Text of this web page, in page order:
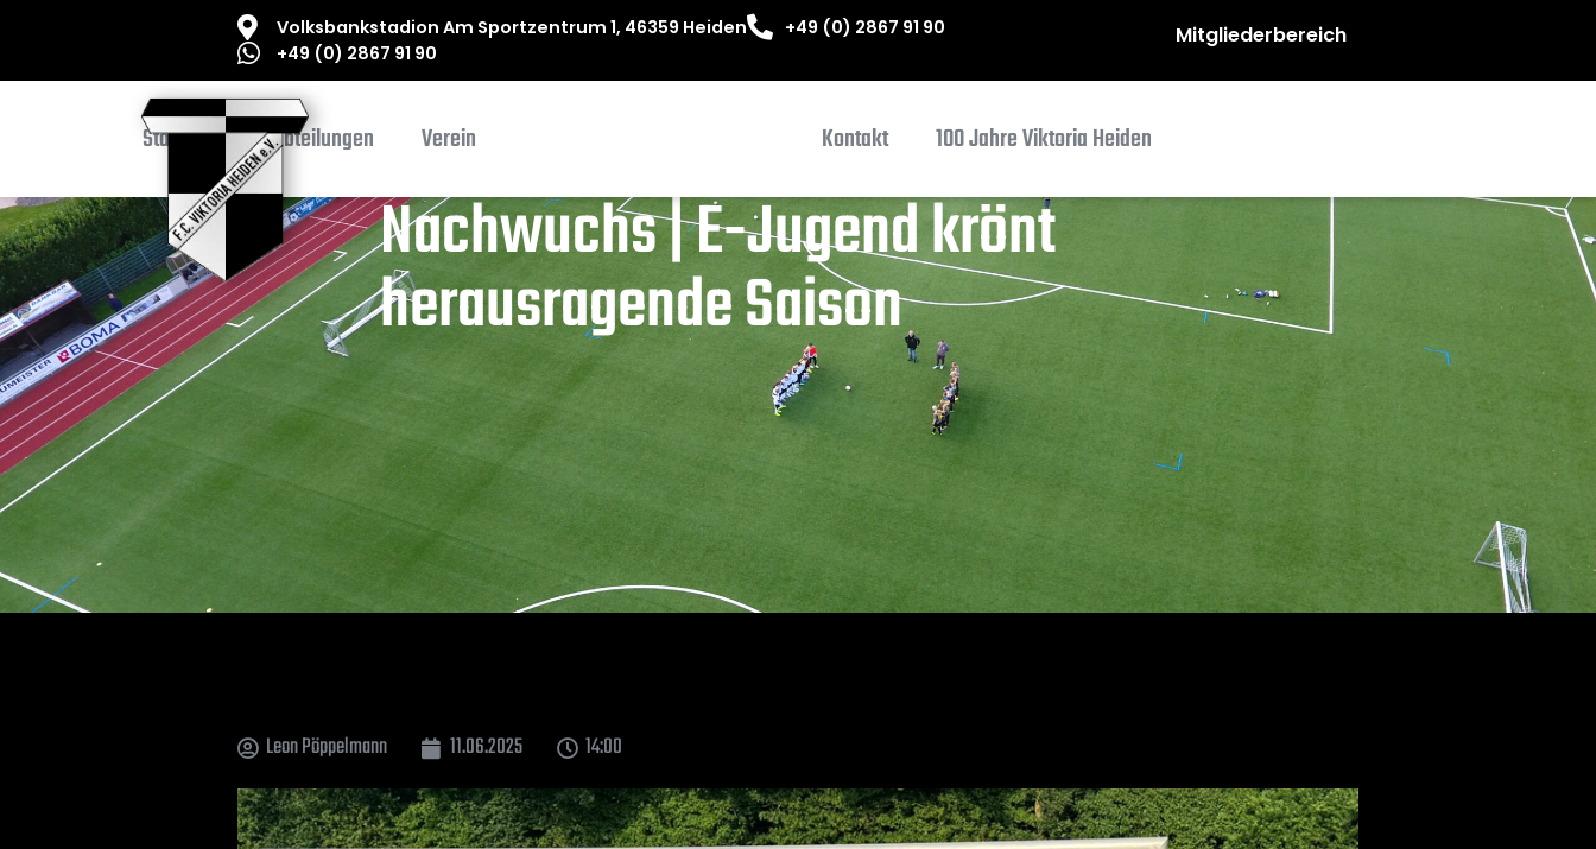
Volksbankstadion Am Sportzentrum 1, 46359 Heiden
+49 (0) 2867 91 90
+49 (0) 2867 91 90
Mitgliederbereich
Startseite Abteilungen Verein Kontakt 100 Jahre Viktoria Heiden
Nachwuchs | E-Jugend krönt
herausragende Saison
Leon Pöppelmann 11.06.2025 14:00